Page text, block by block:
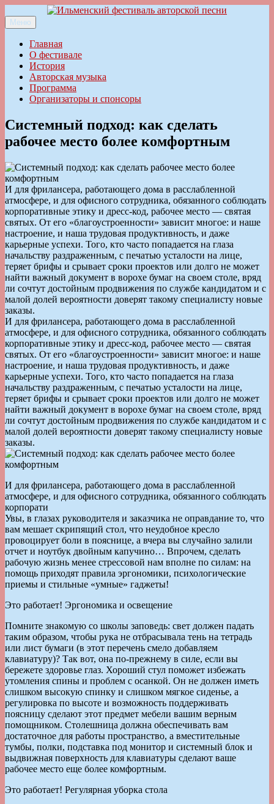
к
содержимому
Ильменский фестиваль авторской песни
Меню
Главная
О фестивале
История
Авторская музыка
Программа
Организаторы и спонсоры
Системный подход: как сделать
рабочее место более комфортным
И для фрилансера, работающего дома в расслабленной
атмосфере, и для офисного сотрудника, обязанного соблюдать
корпоративные этику и дресс-код, рабочее место — святая
святых. От его «благоустроенности» зависит многое: и наше
настроение, и наша трудовая продуктивность, и даже
карьерные успехи. Того, кто часто попадается на глаза
начальству раздраженным, с печатью усталости на лице,
теряет брифы и срывает сроки проектов или долго не может
найти важный документ в ворохе бумаг на своем столе, вряд
ли сочтут достойным продвижения по службе кандидатом и с
малой долей вероятности доверят такому специалисту новые
заказы.
И для фрилансера, работающего дома в расслабленной
атмосфере, и для офисного сотрудника, обязанного соблюдать
корпоративные этику и дресс-код, рабочее место — святая
святых. От его «благоустроенности» зависит многое: и наше
настроение, и наша трудовая продуктивность, и даже
карьерные успехи. Того, кто часто попадается на глаза
начальству раздраженным, с печатью усталости на лице,
теряет брифы и срывает сроки проектов или долго не может
найти важный документ в ворохе бумаг на своем столе, вряд
ли сочтут достойным продвижения по службе кандидатом и с
малой долей вероятности доверят такому специалисту новые
заказы.
И для фрилансера, работающего дома в расслабленной
атмосфере, и для офисного сотрудника, обязанного соблюдать
корпорати
Увы, в глазах руководителя и заказчика не оправдание то, что
вам мешает скрипящий стол, что неудобное кресло
провоцирует боли в пояснице, а вчера вы случайно залили
отчет и ноутбук двойным капучино… Впрочем, сделать
рабочую жизнь менее стрессовой нам вполне по силам: на
помощь приходят правила эргономики, психологические
приемы и стильные «умные» гаджеты!
Это работает! Эргономика и освещение
Помните знакомую со школы заповедь: свет должен падать
таким образом, чтобы рука не отбрасывала тень на тетрадь
или лист бумаги (в этот перечень смело добавляем
клавиатуру)? Так вот, она по-прежнему в силе, если вы
бережете здоровье глаз. Хороший стул поможет избежать
утомления спины и проблем с осанкой. Он не должен иметь
слишком высокую спинку и слишком мягкое сиденье, а
регулировка по высоте и возможность поддерживать
поясницу сделают этот предмет мебели вашим верным
помощником. Столешница должна обеспечивать вам
достаточное для работы пространство, а вместительные
тумбы, полки, подставка под монитор и системный блок и
выдвижная поверхность для клавиатуры сделают ваше
рабочее место еще более комфортным.
Это работает! Регулярная уборка стола